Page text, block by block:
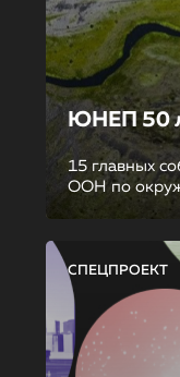
ЮНЕП 50
15 главных
ООН по
СПЕЦПРОЕКТ